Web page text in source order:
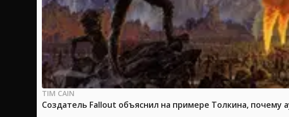
TIM CAIN
Создатель Fallout объяснил на примере Толкина, почему